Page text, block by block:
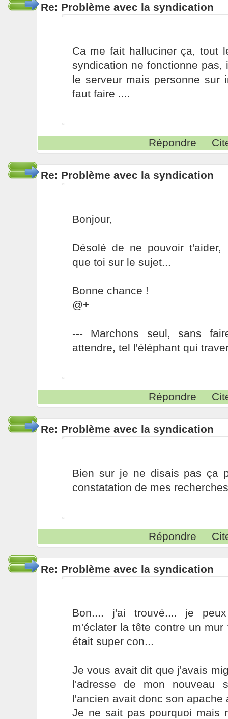
Re: Problème avec la syndication
Ca me fait halluciner ça, tout
syndication ne fonctionne pas,
le serveur mais personne sur
faut faire ....
Répondre
Re: Problème avec la syndication
Bonjour,
Désolé de ne pouvoir
que toi sur le sujet...
Bonne chance !
@+
--- Marchons seul, sans
attendre, tel l'éléphant qui
Répondre
Re: Problème avec la syndication
Bien sur je ne disais pas ça
constatation de mes
Répondre
Re: Problème avec la syndication
Bon.... j'ai trouvé.... je
m'éclater la tête contre un
était super con...
Je vous avait dit que j'avais
l'adresse de mon nouveau
l'ancien avait donc son apache
Je ne sait pas pourquoi mais